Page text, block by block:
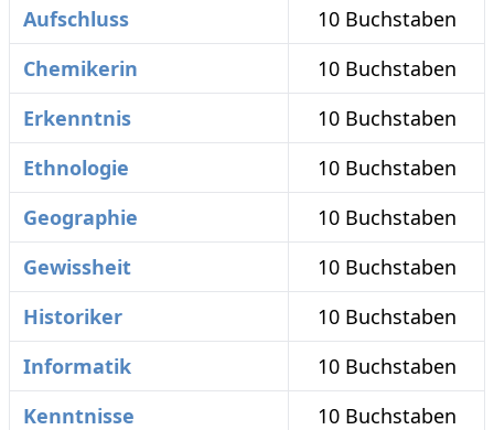
Aufschluss
10 Buchstaben
Chemikerin
10 Buchstaben
Erkenntnis
10 Buchstaben
Ethnologie
10 Buchstaben
Geographie
10 Buchstaben
Gewissheit
10 Buchstaben
Historiker
10 Buchstaben
Informatik
10 Buchstaben
Kenntnisse
10 Buchstaben